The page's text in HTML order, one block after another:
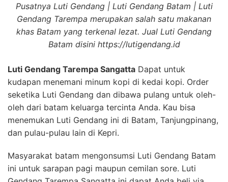
Pusatnya Luti Gendang | Luti Gendang Batam | Luti
Gendang Tarempa merupakan salah satu makanan
khas Batam yang terkenal lezat. Jual Luti Gendang
Batam disini https://lutigendang.id
Luti Gendang Tarempa Sangatta Dapat untuk
kudapan menemani minum kopi di kedai kopi. Order
seketika Luti Gendang dan dibawa pulang untuk oleh-
oleh dari batam keluarga tercinta Anda. Kau bisa
menemukan Luti Gendang ini di Batam, Tanjungpinang,
dan pulau-pulau lain di Kepri.
Masyarakat batam mengonsumsi Luti Gendang Batam
ini untuk sarapan pagi maupun cemilan sore. Luti